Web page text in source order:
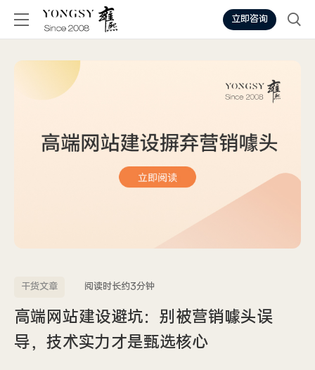
立即咨询
干货文章 阅读时长约3分钟
高端网站建设避坑：别被营销噱头误
导，技术实力才是甄选核心